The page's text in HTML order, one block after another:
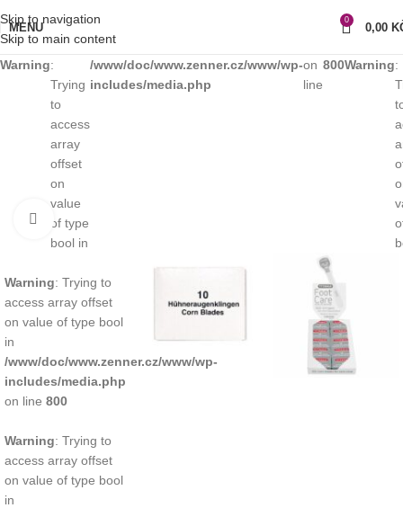
Skip to navigation
Skip to main content
MENU
0
0,00
Warning:
Trying
to
access
array
offset
on
value
of type
bool in
/www/doc/www.zenner.cz/www/wp-
includes/media.php
on
line
800Warning:
Klikni pro zvětšení
Warning: Trying to
access array offset
on value of type bool
in
/www/doc/www.zenner.cz/www/wp-
includes/media.php
on line 800
Warning: Trying to
access array offset
on value of type bool
in